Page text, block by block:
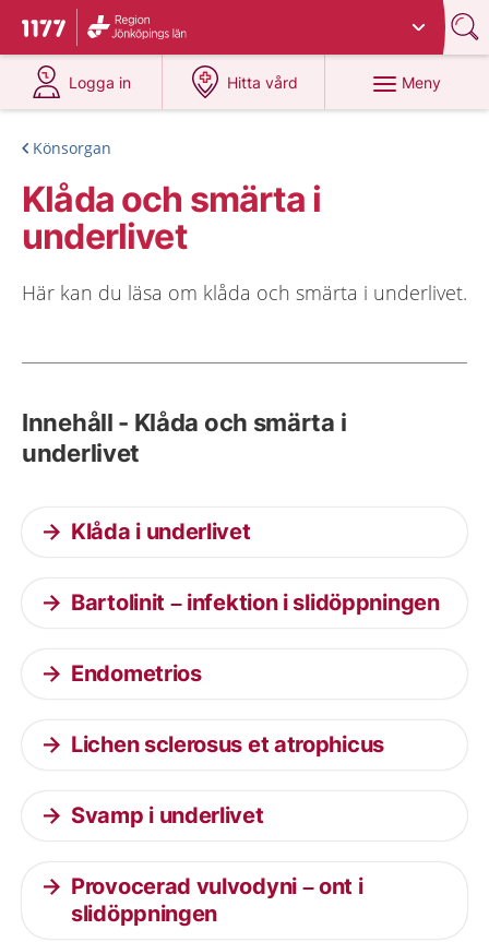
Till startsidan för 1177
Du har valt region
Logga in
på 1177.se
Hitta vård
på 1177.se
Meny
Könsorgan
Klåda och smärta i
underlivet
Här kan du läsa om klåda och smärta i underlivet.
Innehåll - Klåda och smärta i
underlivet
Klåda i underlivet
Bartolinit – infektion i slidöppningen
Endometrios
Lichen sclerosus et atrophicus
Svamp i underlivet
Provocerad vulvodyni – ont i
slidöppningen